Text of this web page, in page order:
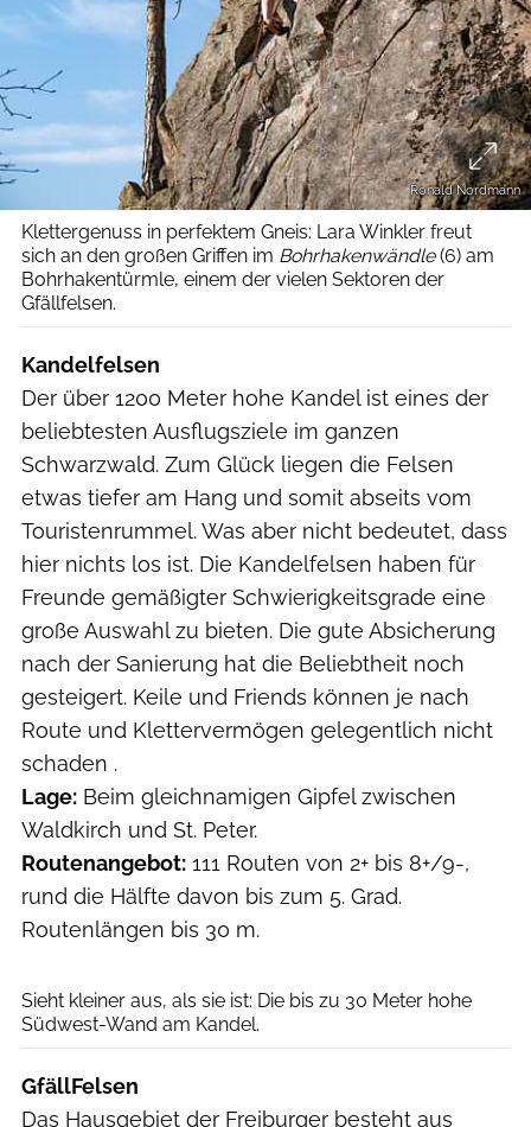
Ronald Nordmann
Klettergenuss in perfektem Gneis: Lara Winkler freut
sich an den großen Griffen im Bohrhakenwändle(6) am
Bohrhakentürmle, einem der vielen Sektoren der
Gfällfelsen.
Kandelfelsen
Der über 1200 Meter hohe Kandel ist eines der
beliebtesten Ausflugsziele im ganzen
Schwarzwald. Zum Glück liegen die Felsen
etwas tiefer am Hang und somit abseits vom
Touristenrummel. Was aber nicht bedeutet, dass
hier nichts los ist. Die Kandelfelsen haben für
Freunde gemäßigter Schwierigkeitsgrade eine
große Auswahl zu bieten. Die gute Absicherung
nach der Sanierung hat die Beliebtheit noch
gesteigert. Keile und Friends können je nach
Route und Klettervermögen gelegentlich nicht
schaden .
Lage: Beim gleichnamigen Gipfel zwischen
Waldkirch und St. Peter.
Routenangebot: 111 Routen von 2+ bis 8+/9-,
rund die Hälfte davon bis zum 5. Grad.
Routenlängen bis 30 m.
Sieht kleiner aus, als sie ist: Die bis zu 30 Meter hohe
Südwest-Wand am Kandel.
GfällFelsen
Das Hausgebiet der Freiburger besteht aus